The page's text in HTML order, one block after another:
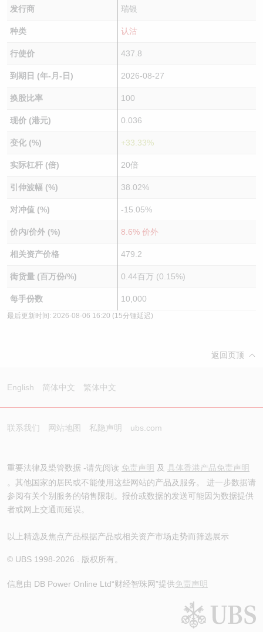
发行商 瑞银
种类 认沽
行使价 437.8
到期日 (年-月-日) 2026-08-27
换股比率 100
现价 (港元) 0.036
变化 (%) +33.33%
实际杠杆 (倍) 20倍
引伸波幅 (%) 38.02%
对冲值 (%) -15.05%
价内/价外 (%) 8.6% 价外
相关资产价格 479.2
街货量 (百万份/%) 0.44百万 (0.15%)
每手份数 10,000
最后更新时间: 2026-08-06 16:20 (15分锺延迟)
返回页顶
English 简体中文 繁体中文
联系我们 网站地图 私隐声明 ubs.com
重要法律及槼管数据 -请先阅读 免责声明 及 具体香港产品免责声明
。其他国家的居民或不能使用这些网站的产品及服务。 进一步数据请
参阅有关个别服务的销售限制。报价或数据的发送可能因为数据提供
者或网上交通而延误。
以上精选及焦点产品根据产品或相关资产市场走势而筛选展示
© UBS 1998-2026 . 版权所有。
信息由 DB Power Online Ltd“财经智珠网”提供免责声明